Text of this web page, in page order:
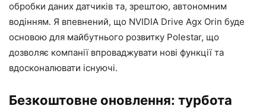
обробки даних датчиків та, зрештою, автономним
водінням. Я впевнений, що NVIDIA Drive Agx Orin буде
основою для майбутнього розвитку Polestar, що
дозволяє компанії впроваджувати нові функції та
вдосконалювати існуючі.
Безкоштовне оновлення: турбота